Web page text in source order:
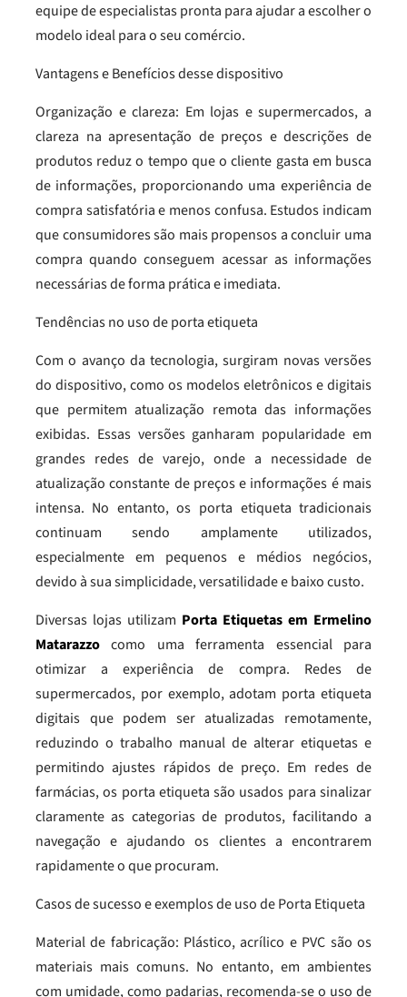
equipe de especialistas pronta para ajudar a escolher o
modelo ideal para o seu comércio.
Vantagens e Benefícios desse dispositivo
Organização e clareza: Em lojas e supermercados, a
clareza na apresentação de preços e descrições de
produtos reduz o tempo que o cliente gasta em busca
de informações, proporcionando uma experiência de
compra satisfatória e menos confusa. Estudos indicam
que consumidores são mais propensos a concluir uma
compra quando conseguem acessar as informações
necessárias de forma prática e imediata.
Tendências no uso de porta etiqueta
Com o avanço da tecnologia, surgiram novas versões
do dispositivo, como os modelos eletrônicos e digitais
que permitem atualização remota das informações
exibidas. Essas versões ganharam popularidade em
grandes redes de varejo, onde a necessidade de
atualização constante de preços e informações é mais
intensa. No entanto, os porta etiqueta tradicionais
continuam sendo amplamente utilizados,
especialmente em pequenos e médios negócios,
devido à sua simplicidade, versatilidade e baixo custo.
Diversas lojas utilizam Porta Etiquetas em Ermelino
Matarazzocomo uma ferramenta essencial para
otimizar a experiência de compra. Redes de
supermercados, por exemplo, adotam porta etiqueta
digitais que podem ser atualizadas remotamente,
reduzindo o trabalho manual de alterar etiquetas e
permitindo ajustes rápidos de preço. Em redes de
farmácias, os porta etiqueta são usados para sinalizar
claramente as categorias de produtos, facilitando a
navegação e ajudando os clientes a encontrarem
rapidamente o que procuram.
Casos de sucesso e exemplos de uso de Porta Etiqueta
Material de fabricação: Plástico, acrílico e PVC são os
materiais mais comuns. No entanto, em ambientes
com umidade, como padarias, recomenda-se o uso de